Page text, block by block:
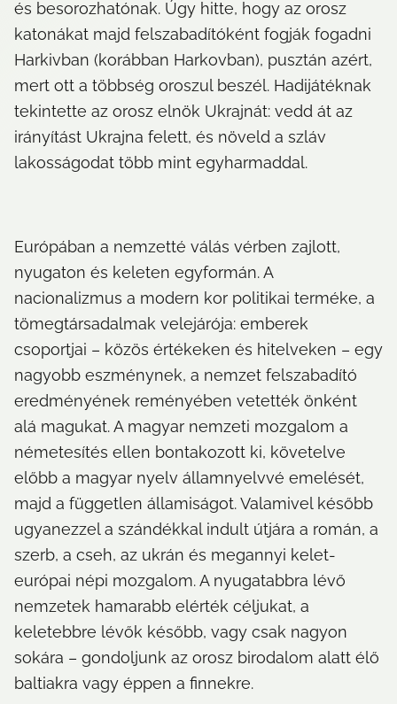
és besorozhatónak. Úgy hitte, hogy az orosz
katonákat majd felszabadítóként fogják fogadni
Harkivban (korábban Harkovban), pusztán azért,
mert ott a többség oroszul beszél. Hadijátéknak
tekintette az orosz elnök Ukrajnát: vedd át az
irányítást Ukrajna felett, és növeld a szláv
lakosságodat több mint egyharmaddal.
Európában a nemzetté válás vérben zajlott,
nyugaton és keleten egyformán. A
nacionalizmus a modern kor politikai terméke, a
tömegtársadalmak velejárója: emberek
csoportjai – közös értékeken és hitelveken – egy
nagyobb eszménynek, a nemzet felszabadító
eredményének reményében vetették önként
alá magukat. A magyar nemzeti mozgalom a
németesítés ellen bontakozott ki, követelve
előbb a magyar nyelv államnyelvvé emelését,
majd a független államiságot. Valamivel később
ugyanezzel a szándékkal indult útjára a román, a
szerb, a cseh, az ukrán és megannyi kelet-
európai népi mozgalom. A nyugatabbra lévő
nemzetek hamarabb elérték céljukat, a
keletebbre lévők később, vagy csak nagyon
sokára – gondoljunk az orosz birodalom alatt élő
baltiakra vagy éppen a finnekre.